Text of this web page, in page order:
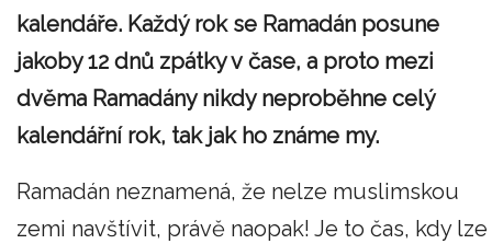
kalendáře. Každý rok se Ramadán posune
jakoby 12 dnů zpátky v čase, a proto mezi
dvěma Ramadány nikdy neproběhne celý
kalendářní rok, tak jak ho známe my.
Ramadán neznamená, že nelze muslimskou
zemi navštívit, právě naopak! Je to čas, kdy lze